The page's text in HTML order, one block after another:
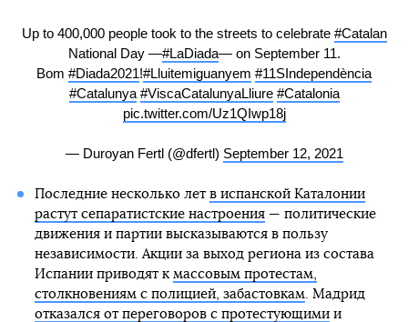
Up to 400,000 people took to the streets to celebrate #Catalan
National Day ―#LaDiada― on September 11.
Bom #Diada2021!#Lluitemiguanyem #11SIndependència
#Catalunya #ViscaCatalunyaLliure #Catalonia
pic.twitter.com/Uz1QIwp18j
— Duroyan Fertl (@dfertl) September 12, 2021
Последние несколько лет в испанской Каталонии
растут сепаратистские настроения— политические
движения и партии высказываются в пользу
независимости. Акции за выход региона из состава
Испании приводят к массовым протестам,
столкновениям с полицией, забастовкам . Мадрид
отказался от переговоров с протестующимии